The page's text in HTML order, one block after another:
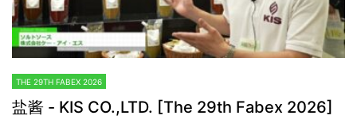
THE 29TH FABEX 2026
盐酱 - KIS CO.,LTD. [The 29th Fabex 2026]